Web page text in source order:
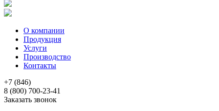
О компании
Продукция
Услуги
Производство
Контакты
+7 (846)
8 (800) 700-23-41
Заказать звонок